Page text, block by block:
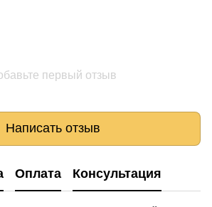
первый отзыв
Написать отзыв
Оплата Консультация